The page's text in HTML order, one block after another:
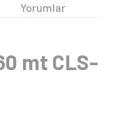
Yorumlar
mt CLS-